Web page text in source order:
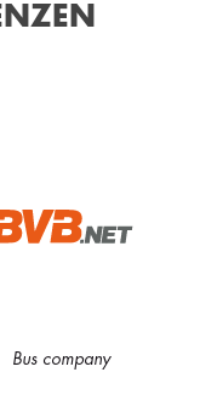
Bus company